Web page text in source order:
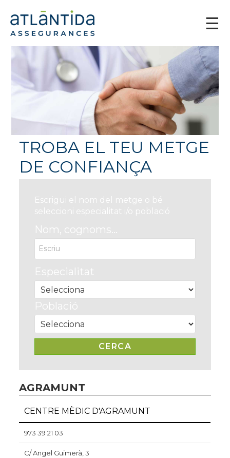
TROBA EL TEU METGE
DE CONFIANÇA
Escrigui el nom del metge o bé
seleccioni especialitat i/o població
Nom, cognoms...
Especialitat
Població
AGRAMUNT
CENTRE MÈDIC D'AGRAMUNT
973 39 21 03
C/ Angel Guimerà, 3